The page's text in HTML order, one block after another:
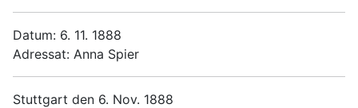
Datum: 6. 11. 1888
Adressat: Anna Spier
Stuttgart den 6. Nov. 1888